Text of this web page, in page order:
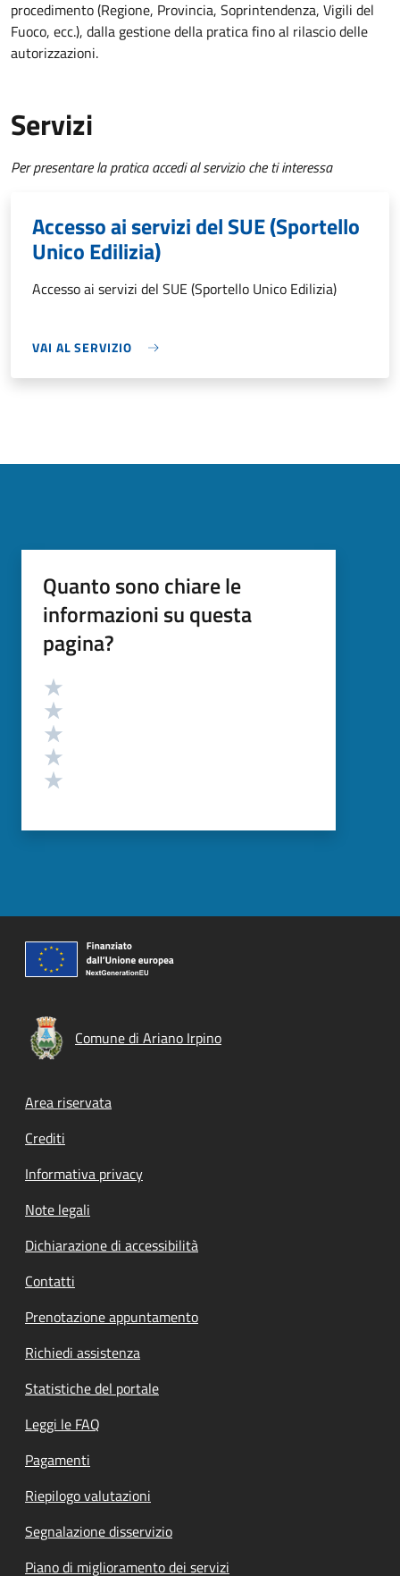
procedimento (Regione, Provincia, Soprintendenza, Vigili del
Fuoco, ecc.), dalla gestione della pratica fino al rilascio delle
autorizzazioni.
Servizi
Per presentare la pratica accedi al servizio che ti interessa
Accesso ai servizi del SUE (Sportello
Unico Edilizia)
Accesso ai servizi del SUE (Sportello Unico Edilizia)
VAI AL SERVIZIO
Quanto sono chiare le
informazioni su questa
pagina?
Valutazione
Comune di Ariano Irpino
Footer menu
Area riservata
Crediti
Informativa privacy
Note legali
Dichiarazione di accessibilità
Contatti
Prenotazione appuntamento
Richiedi assistenza
Statistiche del portale
Leggi le FAQ
Pagamenti
Riepilogo valutazioni
Segnalazione disservizio
Piano di miglioramento dei servizi